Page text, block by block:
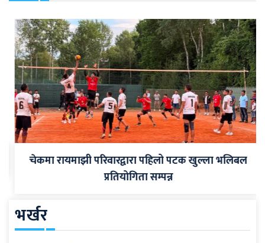
चेकमा रायमाझी परिवारद्वारा पहिलो पटक खुल्ला भलिबल
प्रतियोगिता सम्पन्न
भर्खर